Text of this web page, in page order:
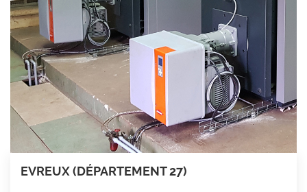
EVREUX (DÉPARTEMENT 27)